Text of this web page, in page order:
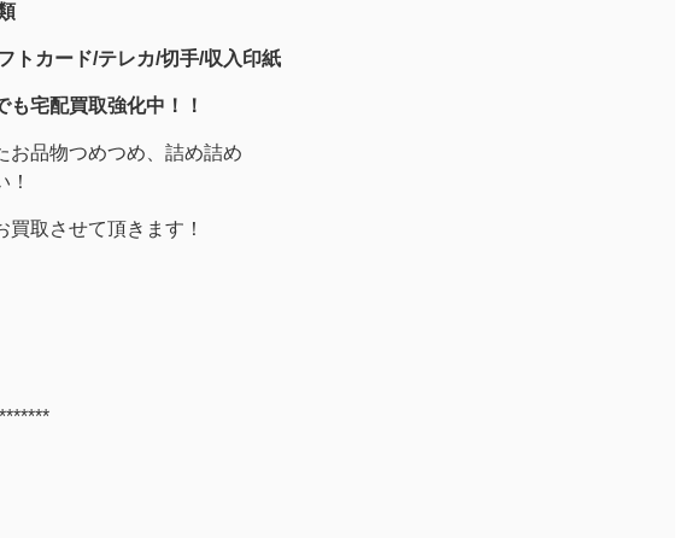
トカード/テレカ/切手/収入印紙
も宅配買取強化中！！
お品物つめつめ、詰め詰め
！
買取させて頂きます！